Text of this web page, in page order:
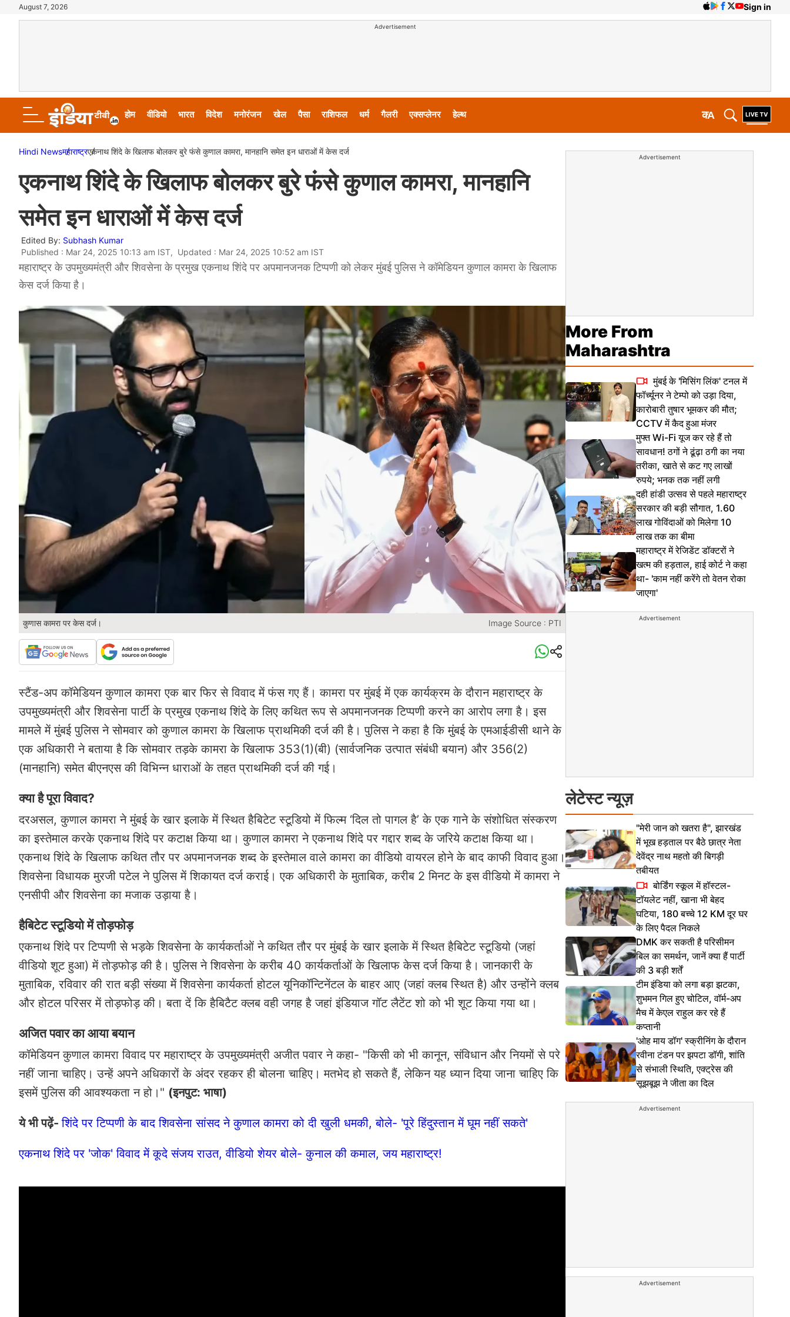
August 7, 2026 Sign in
Advertisement
होम वीडियो भारत विदेश मनोरंजन खेल पैसा राशिफल धर्म गैलरी एक्सप्लेनर हेल्थ A
क
Hindi Newsमहाराष्ट्रएकनाथ शिंदे के खिलाफ बोलकर बुरे फंसे कुणाल कामरा, मानहानि समेत इन धाराओं में केस दर्ज
एकनाथ शिंदे के खिलाफ बोलकर बुरे फंसे कुणाल कामरा, मानहानि
समेत इन धाराओं में केस दर्ज
Edited By: Subhash Kumar
Published : Mar 24, 2025 10:13 am IST, Updated : Mar 24, 2025 10:52 am IST
महाराष्ट्र के उपमुख्यमंत्री और शिवसेना के प्रमुख एकनाथ शिंदे पर अपमानजनक टिप्पणी को लेकर मुंबई पुलिस ने कॉमेडियन कुणाल कामरा के खिलाफ
केस दर्ज किया है।
कुणास कामरा पर केस दर्ज। Image Source : PTI
स्टैंड-अप कॉमेडियन कुणाल कामरा एक बार फिर से विवाद में फंस गए हैं। कामरा पर मुंबई में एक कार्यक्रम के दौरान महाराष्ट्र के
उपमुख्यमंत्री और शिवसेना पार्टी के प्रमुख एकनाथ शिंदे के लिए कथित रूप से अपमानजनक टिप्पणी करने का आरोप लगा है। इस
मामले में मुंबई पुलिस ने सोमवार को कुणाल कामरा के खिलाफ प्राथमिकी दर्ज की है। पुलिस ने कहा है कि मुंबई के एमआईडीसी थाने के
एक अधिकारी ने बताया है कि सोमवार तड़के कामरा के खिलाफ 353(1)(बी) (सार्वजनिक उत्पात संबंधी बयान) और 356(2)
(मानहानि) समेत बीएनएस की विभिन्न धाराओं के तहत प्राथमिकी दर्ज की गई।
क्या है पूरा विवाद?
दरअसल, कुणाल कामरा ने मुंबई के खार इलाके में स्थित हैबिटेट स्टूडियो में फिल्म ‘दिल तो पागल है’ के एक गाने के संशोधित संस्करण
का इस्तेमाल करके एकनाथ शिंदे पर कटाक्ष किया था। कुणाल कामरा ने एकनाथ शिंदे पर गद्दार शब्द के जरिये कटाक्ष किया था।
एकनाथ शिंदे के खिलाफ कथित तौर पर अपमानजनक शब्द के इस्तेमाल वाले कामरा का वीडियो वायरल होने के बाद काफी विवाद हुआ।
शिवसेना विधायक मुरजी पटेल ने पुलिस में शिकायत दर्ज कराई। एक अधिकारी के मुताबिक, करीब 2 मिनट के इस वीडियो में कामरा ने
एनसीपी और शिवसेना का मजाक उड़ाया है।
हैबिटेट स्टूडियो में तोड़फोड़
एकनाथ शिंदे पर टिप्पणी से भड़के शिवसेना के कार्यकर्ताओं ने कथित तौर पर मुंबई के खार इलाके में स्थित हैबिटेट स्टूडियो (जहां
वीडियो शूट हुआ) में तोड़फोड़ की है। पुलिस ने शिवसेना के करीब 40 कार्यकर्ताओं के खिलाफ केस दर्ज किया है। जानकारी के
मुताबिक, रविवार की रात बड़ी संख्या में शिवसेना कार्यकर्ता होटल यूनिकॉन्टिनेंटल के बाहर आए (जहां क्लब स्थित है) और उन्होंने क्लब
और होटल परिसर में तोड़फोड़ की। बता दें कि हैबिटैट क्लब वही जगह है जहां इंडियाज गॉट लैटेंट शो को भी शूट किया गया था।
अजित पवार का आया बयान
कॉमेडियन कुणाल कामरा विवाद पर महाराष्ट्र के उपमुख्यमंत्री अजीत पवार ने कहा- "किसी को भी कानून, संविधान और नियमों से परे
नहीं जाना चाहिए। उन्हें अपने अधिकारों के अंदर रहकर ही बोलना चाहिए। मतभेद हो सकते हैं, लेकिन यह ध्यान दिया जाना चाहिए कि
इसमें पुलिस की आवश्यकता न हो।" (इनपुट: भाषा)
ये भी पढ़ें-शिंदे पर टिप्पणी के बाद शिवसेना सांसद ने कुणाल कामरा को दी खुली धमकी, बोले- 'पूरे हिंदुस्तान में घूम नहीं सकते'
एकनाथ शिंदे पर 'जोक' विवाद में कूदे संजय राउत, वीडियो शेयर बोले- कुनाल की कमाल, जय महाराष्ट्र!
Advertisement
More From
Maharashtra
मुंबई के 'मिसिंग लिंक' टनल में
फॉर्च्यूनर ने टेम्पो को उड़ा दिया,
कारोबारी तुषार भूमकर की मौत;
CCTV में कैद हुआ मंजर
मुफ्त Wi-Fi यूज कर रहे हैं तो
सावधान! ठगों ने ढूंढ़ा ठगी का नया
तरीका, खाते से कट गए लाखों
रुपये; भनक तक नहीं लगी
दही हांडी उत्सव से पहले महाराष्ट्र
सरकार की बड़ी सौगात, 1.60
लाख गोविंदाओं को मिलेगा 10
लाख तक का बीमा
महाराष्ट्र में रेजिडेंट डॉक्टरों ने
खत्म की हड़ताल, हाई कोर्ट ने कहा
था- 'काम नहीं करेंगे तो वेतन रोका
जाएगा'
Advertisement
लेटेस्ट न्यूज़
"मेरी जान को खतरा है", झारखंड
में भूख हड़ताल पर बैठे छात्र नेता
देवेंद्र नाथ महतो की बिगड़ी
तबीयत
बोर्डिंग स्कूल में हॉस्टल-
टॉयलेट नहीं, खाना भी बेहद
घटिया, 180 बच्चे 12 KM दूर घर
के लिए पैदल निकले
DMK कर सकती है परिसीमन
बिल का समर्थन, जानें क्या हैं पार्टी
की 3 बड़ी शर्तें
टीम इंडिया को लगा बड़ा झटका,
शुभमन गिल हुए चोटिल, वॉर्म-अप
मैच में केएल राहुल कर रहे हैं
कप्तानी
'ओह माय डॉग' स्क्रीनिंग के दौरान
रवीना टंडन पर झपटा डॉगी, शांति
से संभाली स्थिति, एक्ट्रेस की
सूझबूझ ने जीता का दिल
Advertisement
Advertisement